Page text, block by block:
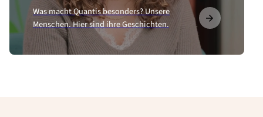
Was macht Quantis besonders? Unsere
Menschen. Hier sind ihre Geschichten.